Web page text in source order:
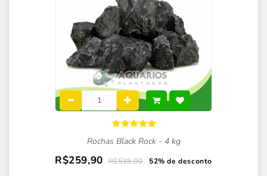
Rochas Black Rock - 4 kg
R$259,90 R$538,00 52% de desconto